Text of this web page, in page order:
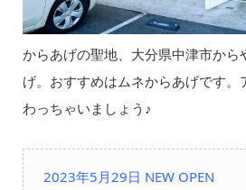
からあげの聖地、大分県中津市から
げ。おすすめはムネからあげです
わっちゃいましょう♪
2023年5月29日 NEW OPEN